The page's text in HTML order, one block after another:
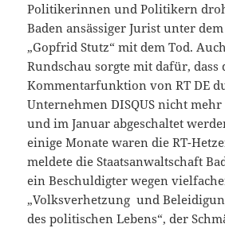
Politikerinnen und Politikern
Baden ansässiger Jurist unter
„Gopfrid Stutz“ mit dem Tod.
Rundschau sorgte mit dafür, dass
Kommentarfunktion von RT DE
Unternehmen DISQUS nicht
und im Januar abgeschaltet
einige Monate waren die RT-
meldete die Staatsanwaltschaft
ein Beschuldigter wegen
„Volksverhetzung und
des politischen Lebens“, der